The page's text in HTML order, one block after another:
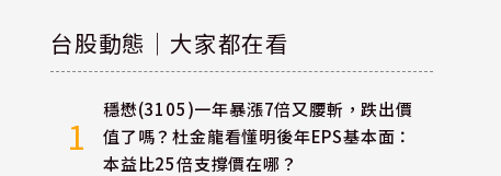
台股動態｜大家都在看
1
穩懋(3105)一年暴漲7倍又腰斬，跌出價
值了嗎？杜金龍看懂明後年EPS基本面：
本益比25倍支撐價在哪？